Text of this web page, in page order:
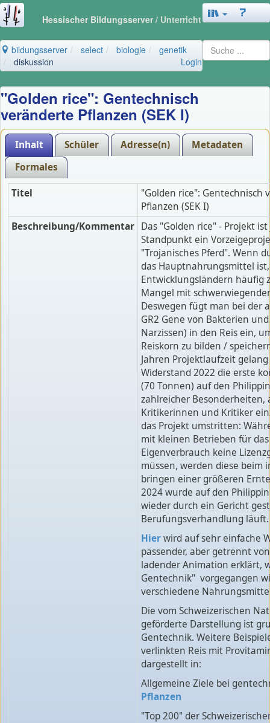
Hessischer Bildungsserver/ Unterricht
bildungsserver select biologie
genetik
diskussion
Login
"Golden rice": Gentechnisch
veränderte Pflanzen (SEK I)
Inhalt Schüler Adresse(n)
Metadaten
Formales
Titel
"Golden rice": Gentechnisch
Pflanzen (SEK I)
Beschreibung/Kommentar Das "Golden rice" - Projekt
Standpunkt ein
"Trojanisches Pferd". Wenn
das Hauptnahrungsmittel
Entwicklungsländern häufig
Mangel mit
Deswegen fügt man bei der
GR2 Gene von Bakterien
Narzissen) in den Reis ein,
Reiskorn zu bilden /
Jahren Projektlaufzeit
Widerstand 2022 die erste
(70 Tonnen) auf den
zahlreicher Besonderheiten,
Kritikerinnen und Kritiker
das Projekt umstritten:
mit kleinen Betrieben für
Eigenverbrauch keine
müssen, werden diese beim
bringen einer größeren
2024 wurde auf den
wieder durch ein Gericht
Berufungsverhandlung läuft.
Hier wird auf sehr einfache
passender, aber getrennt
ladender Animation erklärt,
Gentechnik" vorgegangen
verschiedene
Die vom Schweizerischen
geförderte Darstellung ist
Gentechnik. Weitere
verlinkten Reis mit
dargestellt in:
Allgemeine Ziele bei
Pflanzen
"Top 200" der